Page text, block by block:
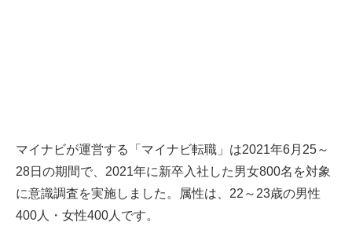
マイナビが運営する「マイナビ転職」は2021年6月25～
28日の期間で、2021年に新卒入社した男女800名を対象
に意識調査を実施しました。属性は、22～23歳の男性
400人・女性400人です。